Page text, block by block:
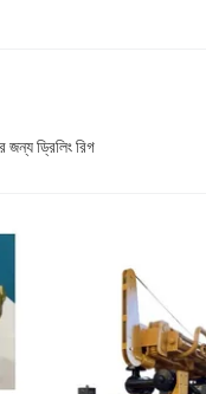
জন্য ড্রিলিং রিগ